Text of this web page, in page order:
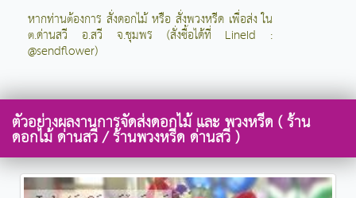
หากท่านต้องการ สั่งดอกไม้ หรือ สั่งพวงหรีด เพื่อส่ง ใน
ต.ด่านสวี อ.สวี จ.ชุมพร (สั่งซื้อได้ที่ LineId :
@sendflower)
ตัวอย่างผลงานการจัดส่งดอกไม้ และ พวงหรีด ( ร้าน
ดอกไม้ ด่านสวี / ร้านพวงหรีด ด่านสวี )